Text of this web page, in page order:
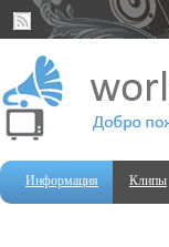
Информация Клипы